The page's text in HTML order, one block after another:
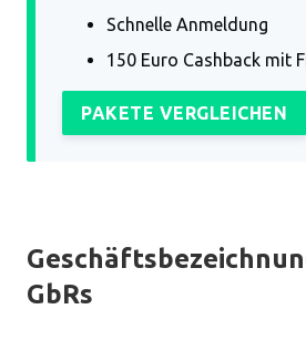
Schnelle Anmeldung
150 Euro Cashback mit
PAKETE VERGLEICHEN
GbRs